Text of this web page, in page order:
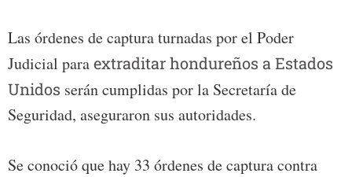
Las órdenes de captura turnadas por el Poder
Judicial paraextraditar hondureños a Estados
Unidos serán cumplidas por la Secretaría de
Seguridad, aseguraron sus autoridades.
Se conoció que hay 33 órdenes de captura contra